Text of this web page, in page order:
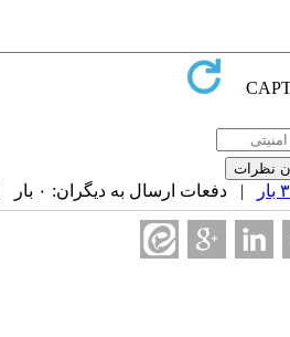
| دفعات ارسال به دیگران: ۰ بار |